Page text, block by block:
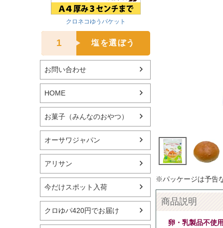
クロネコゆうパケット
1 塩を選ぼう
お問い合わせ
HOME
お菓子（みんなのおやつ）
オーサワジャパン
アリサン
今だけスポット入荷
クロゆパ420円でお届け
※パッケージは予告
商品説明
卵・乳製品不使